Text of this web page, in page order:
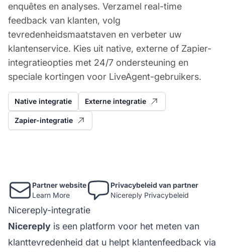
enquêtes en analyses. Verzamel real-time
feedback van klanten, volg
tevredenheidsmaatstaven en verbeter uw
klantenservice. Kies uit native, externe of Zapier-
integratieopties met 24/7 ondersteuning en
speciale kortingen voor LiveAgent-gebruikers.
Native integratie Externe integratie
Zapier-integratie
Partner website
Learn More
Privacybeleid van partner
Nicereply Privacybeleid
Nicereply-integratie
Nicereply is een platform voor het meten van
klanttevredenheid dat u helpt klantenfeedback via